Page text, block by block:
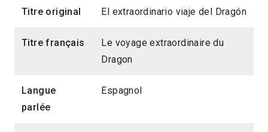
Titre original El extraordinario viaje del Dragón
Titre français
Le voyage extraordinaire du
Dragon
Langue
parlée
Espagnol